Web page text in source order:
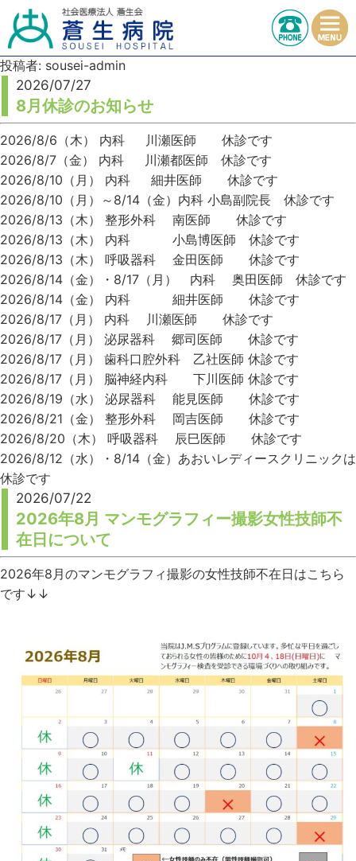
投稿者: sousei-admin
2026/07/27
8月休診のお知らせ
2026/8/6（木） 内科 川瀬医師 休診です
2026/8/7（金） 内科 川瀬都医師 休診です
2026/8/10（月） 内科 細井医師 休診です
2026/8/10（月）～8/14（金）内科 小島副院長 休診です
2026/8/13（木） 整形外科 南医師 休診です
2026/8/13（木） 内科 小島博医師 休診です
2026/8/13（木） 呼吸器科 金田医師 休診です
2026/8/14（金）・8/17（月） 内科 奥田医師 休診です
2026/8/14（金） 内科 細井医師 休診です
2026/8/17（月） 内科 川瀬医師 休診です
2026/8/17（月） 泌尿器科 郷司医師 休診です
2026/8/17（月） 歯科口腔外科 乙社医師 休診です
2026/8/17（月） 脳神経内科 下川医師 休診です
2026/8/19（水） 泌尿器科 能見医師 休診です
2026/8/21（金） 整形外科 岡吉医師 休診です
2026/8/20（木） 呼吸器科 辰巳医師 休診です
2026/8/12（水）・8/14（金）あおいレディースクリニックは
休診です
2026/07/22
2026年8月 マンモグラフィー撮影女性技師不
在日について
2026年8月のマンモグラフィ撮影の女性技師不在日はこちら
です↓↓